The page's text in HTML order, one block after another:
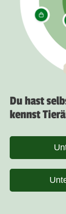
Du hast
kennst